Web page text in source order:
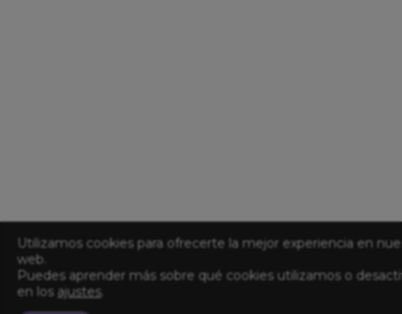
Utilizamos cookies para ofrecerte la mejor experiencia en
web.
Puedes aprender más sobre qué cookies utilizamos o
en los ajustes.